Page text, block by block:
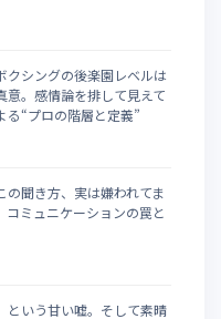
クシングの後楽園レベルは
意。感情論を排して見えて
る“プロの階層と定義”
の聞き方、実は嫌われてま
コミュニケーションの罠と
という甘い嘘。そして素晴